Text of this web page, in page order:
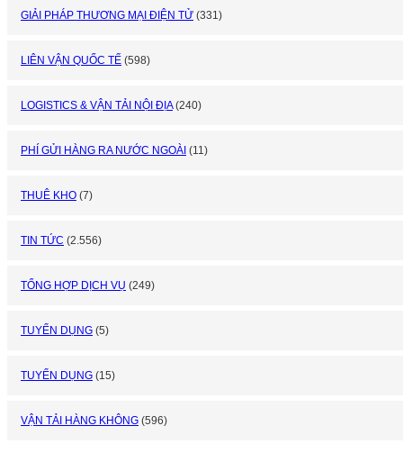
GIẢI PHÁP THƯƠNG MẠI ĐIỆN TỬ (331)
LIÊN VẬN QUỐC TẾ (598)
LOGISTICS & VẬN TẢI NỘI ĐỊA(240)
PHÍ GỬI HÀNG RA NƯỚC NGOÀI (11)
THUÊ KHO (7)
TIN TỨC (2.556)
TỔNG HỢP DỊCH VỤ (249)
TUYỂN DỤNG (5)
TUYỂN DỤNG (15)
VẬN TẢI HÀNG KHÔNG (596)